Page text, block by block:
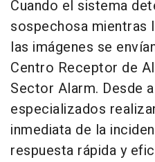
Cuando el sistema
sospechosa mientras
las imágenes se
Centro Receptor de
Sector Alarm. Desde
especializados
inmediata de la
respuesta rápida y